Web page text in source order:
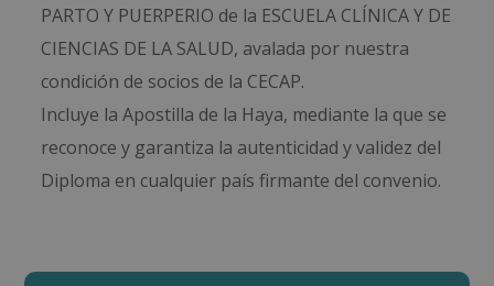
PARTO Y PUERPERIO de la ESCUELA CLÍNICA Y DE
CIENCIAS DE LA SALUD, avalada por nuestra
condición de socios de la CECAP.
Incluye la Apostilla de la Haya, mediante la que se
reconoce y garantiza la autenticidad y validez del
Diploma en cualquier país firmante del convenio.